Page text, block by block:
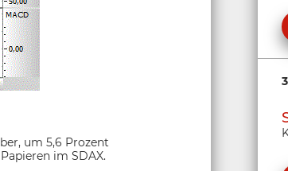
um 5,6 Prozent
im SDAX.